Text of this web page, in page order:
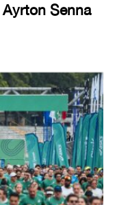
Senna